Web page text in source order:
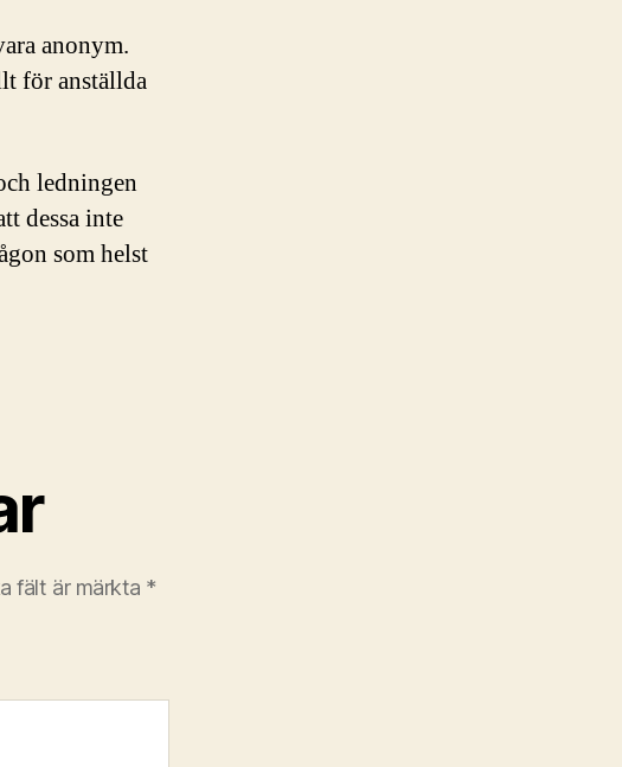
anonym.
för anställda
ledningen
dessa inte
som helst
fält är märkta *